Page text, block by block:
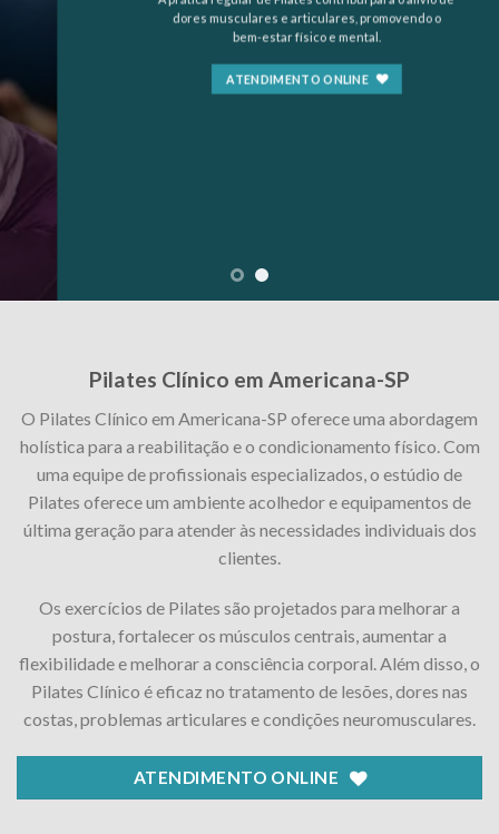
dores musculares e articulares, promovendo o
bem-estar físico e mental.
ATENDIMENTO ONLINE
Pilates Clínico em Americana-SP
O Pilates Clínico em Americana-SP oferece uma abordagem
holística para a reabilitação e o condicionamento físico. Com
uma equipe de profissionais especializados, o estúdio de
Pilates oferece um ambiente acolhedor e equipamentos de
última geração para atender às necessidades individuais dos
clientes.
Os exercícios de Pilates são projetados para melhorar a
postura, fortalecer os músculos centrais, aumentar a
flexibilidade e melhorar a consciência corporal. Além disso, o
Pilates Clínico é eficaz no tratamento de lesões, dores nas
costas, problemas articulares e condições neuromusculares.
ATENDIMENTO ONLINE